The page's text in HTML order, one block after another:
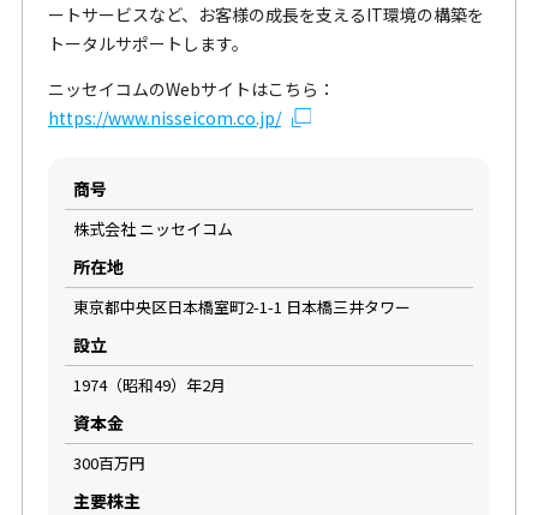
ートサービスなど、お客様の成長を支えるIT環境の構築を
トータルサポートします。
ニッセイコムのWebサイトはこちら：
https://www.nisseicom.co.jp/
商号
株式会社 ニッセイコム
所在地
東京都中央区日本橋室町2-1-1 日本橋三井タワー
設立
1974（昭和49）年2月
資本金
300百万円
主要株主